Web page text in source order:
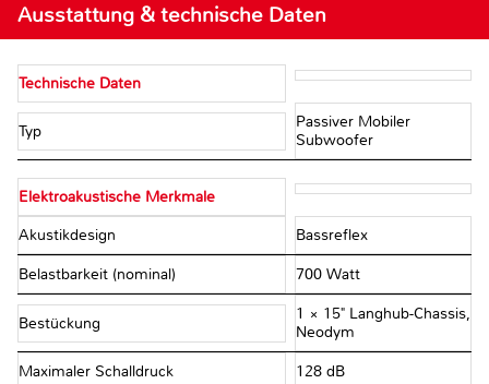
Ausstattung & technische Daten
Technische Daten
Typ
Passiver Mobiler
Subwoofer
Elektroakustische Merkmale
Akustikdesign Bassreflex
Belastbarkeit (nominal) 700 Watt
Bestückung
1 × 15" Langhub-Chassis,
Neodym
Maximaler Schalldruck 128 dB